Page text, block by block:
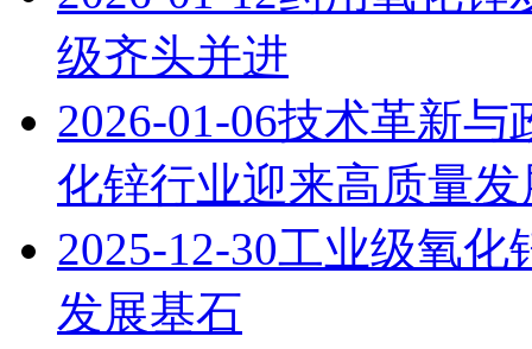
级齐头并进
2026-01-06技术革新与
化锌行业迎来高质量发
2025-12-30工业级氧化
发展基石